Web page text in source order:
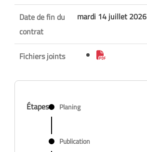
Date de fin du
contrat
mardi 14 juillet 2026
Fichiers joints
Étapes Planing
Publication